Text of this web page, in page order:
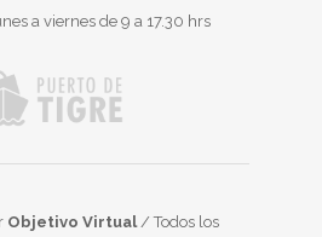
a viernes de 9 a 17.30 hrs
Objetivo Virtual/ Todos los